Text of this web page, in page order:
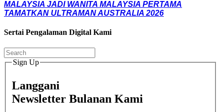
MALAYSIA JADI WANITA MALAYSIA PERTAMA
TAMATKAN ULTRAMAN AUSTRALIA 2026
Sertai Pengalaman Digital Kami
Sign Up
Langgani
Newsletter Bulanan Kami